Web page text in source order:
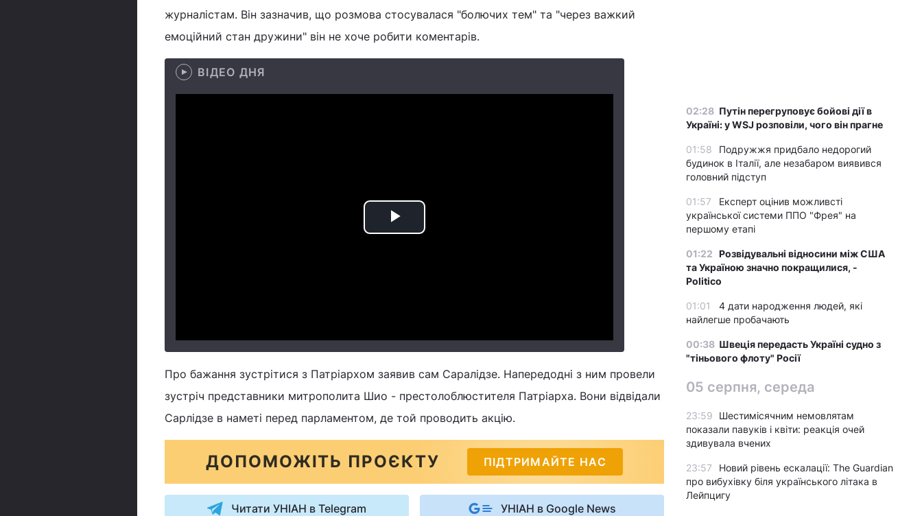
журналістам. Він зазначив, що розмова стосувалася "болючих тем" та "через важкий
емоційний стан дружини" він не хоче робити коментарів.
ВІДЕО ДНЯ
Play
Про бажання зустрітися з Патріархом заявив сам Саралідзе. Напередодні з ним провели
зустріч представники митрополита Шио - престолоблюстителя Патріарха. Вони відвідали
Сарлідзе в наметі перед парламентом, де той проводить акцію.
ДОПОМОЖІТЬ ПРОЄКТУ ПІДТРИМАЙТЕ НАС
Читати УНІАН в Telegram УНІАН в Google News
02:28 Путін перегруповує бойові дії в
Україні: у WSJ розповіли, чого він прагне
01:58
Подружжя придбало недорогий
будинок в Італії, але незабаром виявився
головний підступ
01:57
Експерт оцінив можливсті
української системи ППО "Фрея" на
першому етапі
01:22 Розвідувальні відносини між США
та Україною значно покращилися, -
Politico
01:01
4 дати народження людей, які
найлегше пробачають
00:38 Швеція передасть Україні судно з
"тіньового флоту" Росії
05 серпня, середа
23:59
Шестимісячним немовлятам
показали павуків і квіти: реакція очей
здивувала вчених
23:57
Новий рівень ескалації: The Guardian
про вибухівку біля українського літака в
Лейпцигу